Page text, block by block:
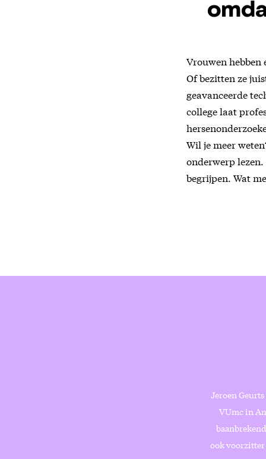
Vrouwen
Of bezitten ze
geavanceerde
college laat
Wil je meer
onderwerp lezen.
begrijpen. Wat
Jeroen
VUmc in
ook